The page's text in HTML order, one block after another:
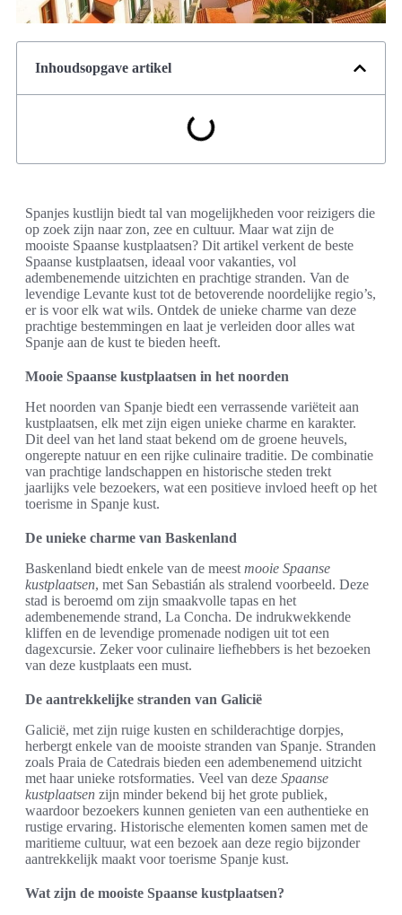
Inhoudsopgave artikel
Spanjes kustlijn biedt tal van mogelijkheden voor reizigers die
op zoek zijn naar zon, zee en cultuur. Maar wat zijn de
mooiste Spaanse kustplaatsen? Dit artikel verkent de beste
Spaanse kustplaatsen, ideaal voor vakanties, vol
adembenemende uitzichten en prachtige stranden. Van de
levendige Levante kust tot de betoverende noordelijke regio’s,
er is voor elk wat wils. Ontdek de unieke charme van deze
prachtige bestemmingen en laat je verleiden door alles wat
Spanje aan de kust te bieden heeft.
Mooie Spaanse kustplaatsen in het noorden
Het noorden van Spanje biedt een verrassende variëteit aan
kustplaatsen, elk met zijn eigen unieke charme en karakter.
Dit deel van het land staat bekend om de groene heuvels,
ongerepte natuur en een rijke culinaire traditie. De combinatie
van prachtige landschappen en historische steden trekt
jaarlijks vele bezoekers, wat een positieve invloed heeft op het
toerisme in Spanje kust.
De unieke charme van Baskenland
Baskenland biedt enkele van de meest mooie Spaanse
kustplaatsen, met San Sebastián als stralend voorbeeld. Deze
stad is beroemd om zijn smaakvolle tapas en het
adembenemende strand, La Concha. De indrukwekkende
kliffen en de levendige promenade nodigen uit tot een
dagexcursie. Zeker voor culinaire liefhebbers is het bezoeken
van deze kustplaats een must.
De aantrekkelijke stranden van Galicië
Galicië, met zijn ruige kusten en schilderachtige dorpjes,
herbergt enkele van de mooiste stranden van Spanje. Stranden
zoals Praia de Catedrais bieden een adembenemend uitzicht
met haar unieke rotsformaties. Veel van deze Spaanse
kustplaatsen zijn minder bekend bij het grote publiek,
waardoor bezoekers kunnen genieten van een authentieke en
rustige ervaring. Historische elementen komen samen met de
maritieme cultuur, wat een bezoek aan deze regio bijzonder
aantrekkelijk maakt voor toerisme Spanje kust.
Wat zijn de mooiste Spaanse kustplaatsen?